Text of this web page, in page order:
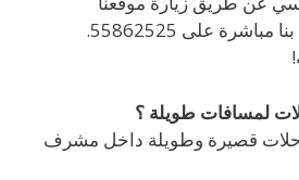
الإلكتروني أو الاتصال بنا مباشرة على 55862525.
رحلات قصيرة وطويلة داخل مشرف